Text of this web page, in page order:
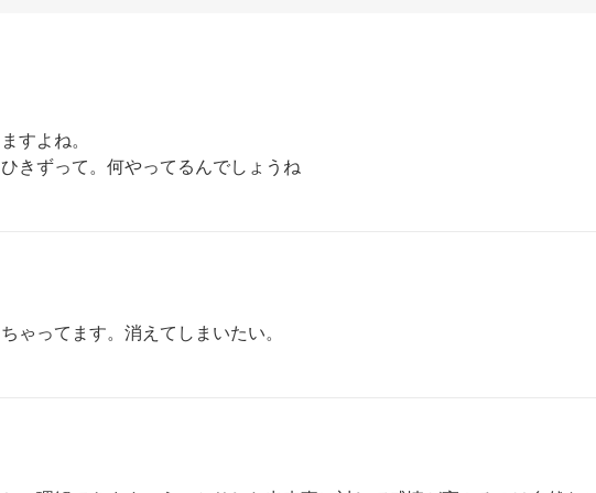
すよね。
きずって。何やってるんでしょうね
ゃってます。消えてしまいたい。